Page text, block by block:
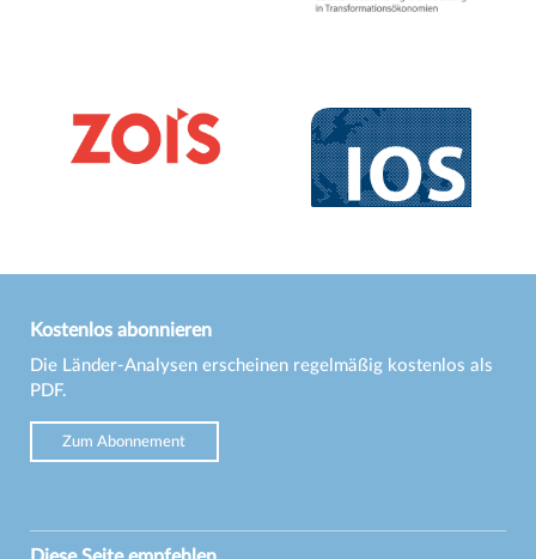
Kostenlos abonnieren
Die Länder-Analysen erscheinen regelmäßig kostenlos als
PDF.
Zum Abonnement